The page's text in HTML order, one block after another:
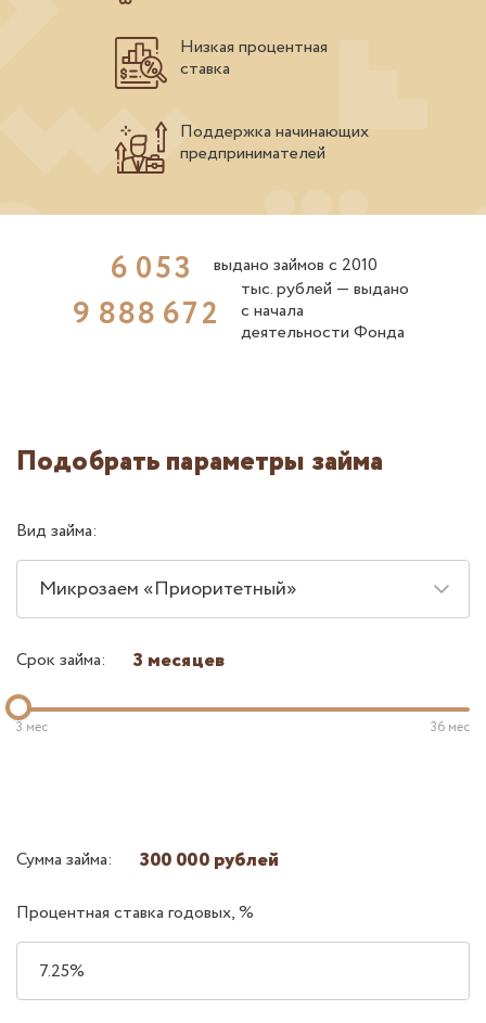
Низкая процентная
ставка
Поддержка начинающих
предпринимателей
6 053 выдано займов с 2010
9 888 672
тыс. рублей ― выдано
с начала
деятельности Фонда
Подобрать параметры займа
Вид займа:
Микрозаем «Приоритетный»
Срок займа: 3 месяцев
3 мес 36 мес
Сумма займа: 300 000 рублей
Процентная ставка годовых, %